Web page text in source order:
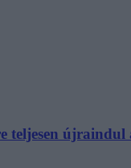
teljesen újraindul